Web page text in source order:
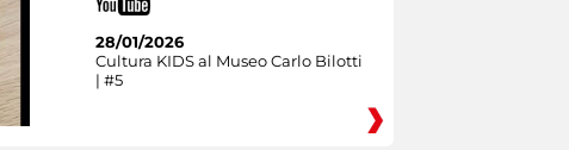
28/01/2026
Cultura KIDS al Museo Carlo Bilotti
| #5